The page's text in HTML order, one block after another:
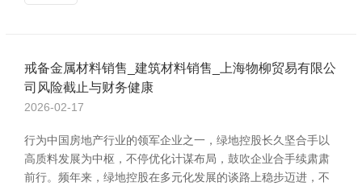
戒备金属材料销售_建筑材料销售_上海物柳贸易有限公
司风险截止与财务健康
2026-02-17
行为中国房地产行业的领军企业之一，绿地控股长久坚合手以
高质料发展为中枢，不停优化计谋布局，鼓吹企业合手续肃肃
前行。频年来，绿地控股在多元化发展的谈路上稳步迈进，不